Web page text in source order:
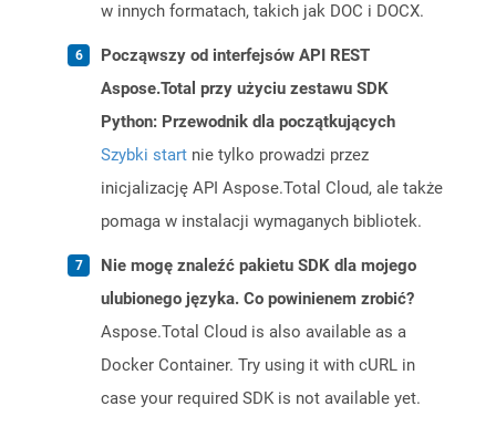
w innych formatach, takich jak DOC i DOCX.
Począwszy od interfejsów API REST
Aspose.Total przy użyciu zestawu SDK
Python: Przewodnik dla początkujących
Szybki start nie tylko prowadzi przez
inicjalizację API Aspose.Total Cloud, ale także
pomaga w instalacji wymaganych bibliotek.
Nie mogę znaleźć pakietu SDK dla mojego
ulubionego języka. Co powinienem zrobić?
Aspose.Total Cloud is also available as a
Docker Container. Try using it with cURL in
case your required SDK is not available yet.